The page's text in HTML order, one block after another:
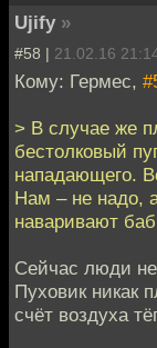
Ujify »
#58 | 21.02.16
Кому: Гермес,
> В случае же
бестолковый
нападающего.
Нам – не надо,
наваривают
Сейчас люди не
Пуховик никак
счёт воздуха